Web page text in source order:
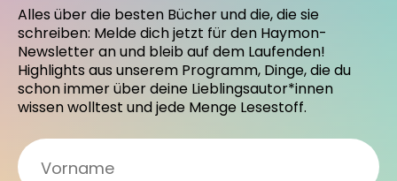
Alles über die besten Bücher und die, die sie
schreiben: Melde dich jetzt für den Haymon-
Newsletter an und bleib auf dem Laufenden!
Highlights aus unserem Programm, Dinge, die du
schon immer über deine Lieblingsautor*innen
wissen wolltest und jede Menge Lesestoff.